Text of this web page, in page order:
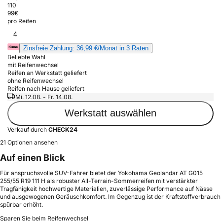
110
99€
pro Reifen
4
Zinsfreie Zahlung: 36,99 €/Monat in 3 Raten
Beliebte Wahl
mit Reifenwechsel
Reifen an Werkstatt geliefert
ohne Reifenwechsel
Reifen nach Hause geliefert
Mi. 12.08. - Fr. 14.08.
Werkstatt auswählen
Verkauf durch CHECK24
21 Optionen ansehen
Auf einen Blick
Für anspruchsvolle SUV-Fahrer bietet der Yokohama Geolandar AT G015
255/55 R19 111 H als robuster All-Terrain-Sommerreifen mit verstärkter
Tragfähigkeit hochwertige Materialien, zuverlässige Performance auf Nässe
und ausgewogenen Geräuschkomfort. Im Gegenzug ist der Kraftstoffverbrauch
spürbar erhöht.
Sparen Sie beim Reifenwechsel